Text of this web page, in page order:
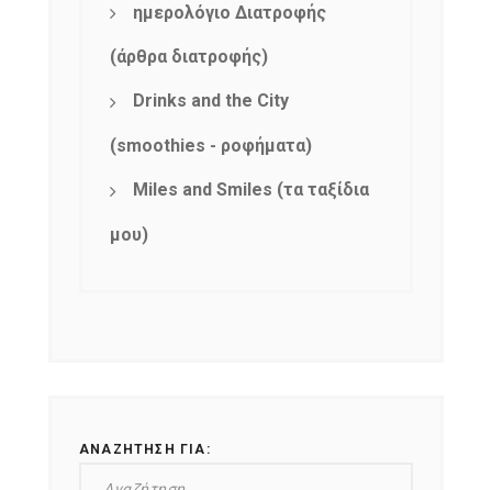
ημερολόγιο Διατροφής
(άρθρα διατροφής)
Drinks and the City
(smoothies - ροφήματα)
Miles and Smiles (τα ταξίδια
μου)
ΑΝΑΖΉΤΗΣΗ ΓΙΑ: